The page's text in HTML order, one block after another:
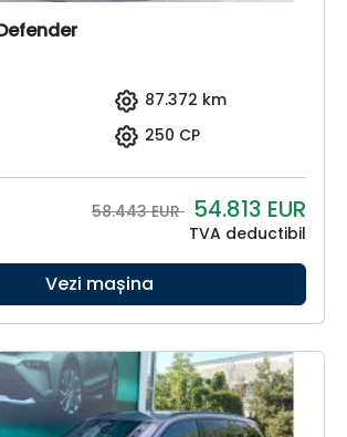
87.372 km
250 CP
58.443 EUR 54.813 EUR
TVA deductibil
Vezi mașina